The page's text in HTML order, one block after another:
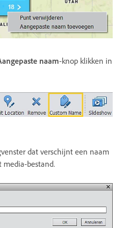
naam-knop klikken in
dat verschijnt een naam
media-bestand.